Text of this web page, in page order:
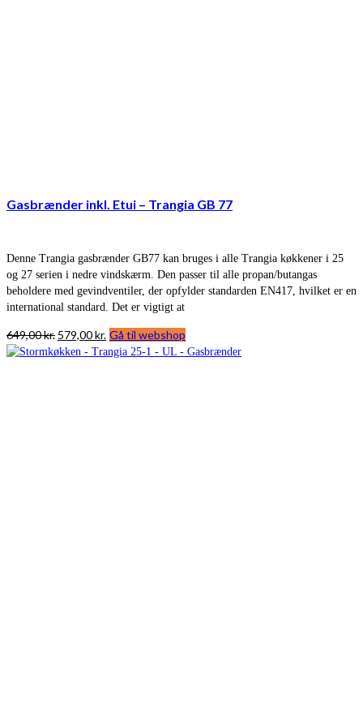
Gasbrænder inkl. Etui – Trangia GB 77
Denne Trangia gasbrænder GB77 kan bruges i alle Trangia køkkener i 25
og 27 serien i nedre vindskærm. Den passer til alle propan/butangas
beholdere med gevindventiler, der opfylder standarden EN417, hvilket er en
international standard. Det er vigtigt at
649,00kr. Den
oprindelige
579,00kr. Den
aktuelle
Gå til webshop